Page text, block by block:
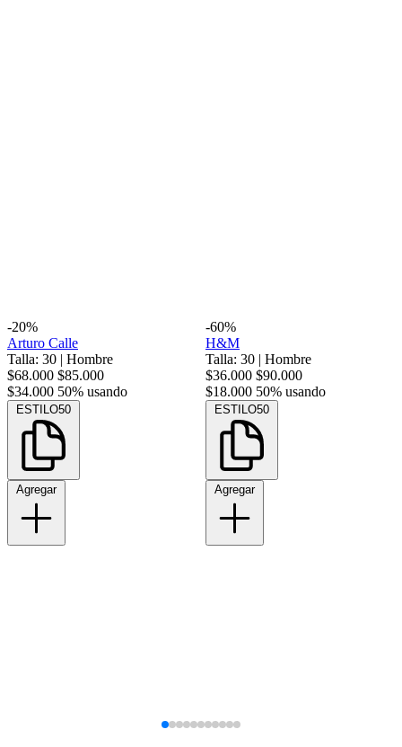
-20%
Arturo Calle
Talla: 30 | Hombre
$68.000 $85.000
$34.000 50% usando
ESTILO50
Agregar
-60%
H&M
Talla: 30 | Hombre
$36.000 $90.000
$18.000 50% usando
ESTILO50
Agregar